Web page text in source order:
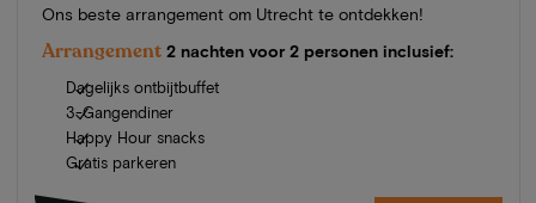
Ons beste arrangement om Utrecht te ontdekken!
Arrangement 2 nachten voor 2 personen inclusief:
Dagelijks ontbijtbuffet
3-Gangendiner
Happy Hour snacks
Gratis parkeren